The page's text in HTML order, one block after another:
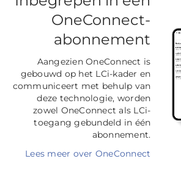
OneConnect-
abonnement
Aangezien OneConnect is
gebouwd op het LCi-kader en
communiceert met behulp van
deze technologie, worden
zowel OneConnect als LCi-
toegang gebundeld in één
abonnement.
Lees meer over OneConnect